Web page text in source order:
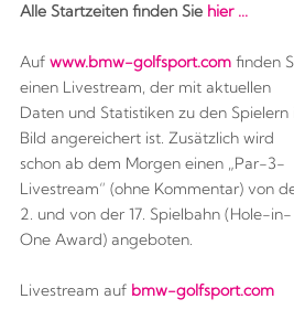
Alle Startzeiten finden Sie hier ...
Auf www.bmw-golfsport.comfinden
einen Livestream, der mit aktuellen
Daten und Statistiken zu den Spielern
Bild angereichert ist. Zusätzlich wird
schon ab dem Morgen einen „Par-3-
Livestream“ (ohne Kommentar) von
2. und von der 17. Spielbahn (Hole-in-
One Award) angeboten.
Livestream auf bmw-golfsport.com